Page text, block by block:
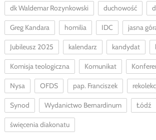
dk Waldemar Rozynkowski duchowość
Greg Kandara homilia IDC jasna
Jubileusz 2025 kalendarz kandydat
Komisja teologiczna Komunikat
Nysa OFDS pap. Franciszek
Synod Wydanictwo Bernardinum Łódź
święcenia diakonatu